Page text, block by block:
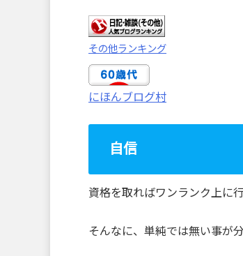
その他ランキング
にほんブログ村
自信
資格を取ればワンランク上に
そんなに、単純では無い事が分